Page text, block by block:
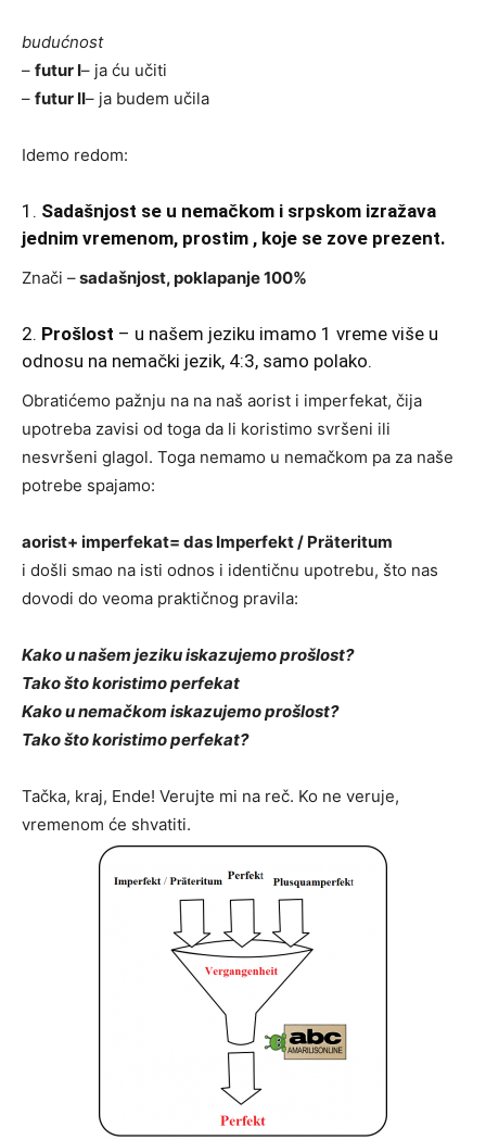
budućnost
– futur I– ja ću učiti
– futur II– ja budem učila
Idemo redom:
1. Sadašnjost se u nemačkom i srpskom izražava
jednim vremenom, prostim , koje se zove prezent.
Znači –sadašnjost, poklapanje 100%
2. Prošlost – u našem jeziku imamo 1 vreme više u
odnosu na nemački jezik, 4:3, samo polako.
Obratićemo pažnju na na naš aorist i imperfekat, čija
upotreba zavisi od toga da li koristimo svršeni ili
nesvršeni glagol. Toga nemamo u nemačkom pa za naše
potrebe spajamo:
aorist+ imperfekat= das Imperfekt / Präteritum
i došli smao na isti odnos i identičnu upotrebu, što nas
dovodi do veoma praktičnog pravila:
Kako u našem jeziku iskazujemo prošlost?
Tako što koristimo perfekat
Kako u nemačkom iskazujemo prošlost?
Tako što koristimo perfekat?
Tačka, kraj, Ende! Verujte mi na reč. Ko ne veruje,
vremenom će shvatiti.